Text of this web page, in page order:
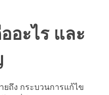
อะไร และ
ถึง กระบวนการแก้ไข